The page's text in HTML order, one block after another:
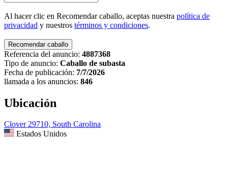
Al hacer clic en Recomendar caballo, aceptas nuestra política de
privacidad y nuestros términos y condiciones.
Referencia del anuncio: 4887368
Tipo de anuncio: Caballo de subasta
Fecha de publicación: 7/7/2026
llamada a los anuncios: 846
Ubicación
Clover 29710, South Carolina
Estados Unidos